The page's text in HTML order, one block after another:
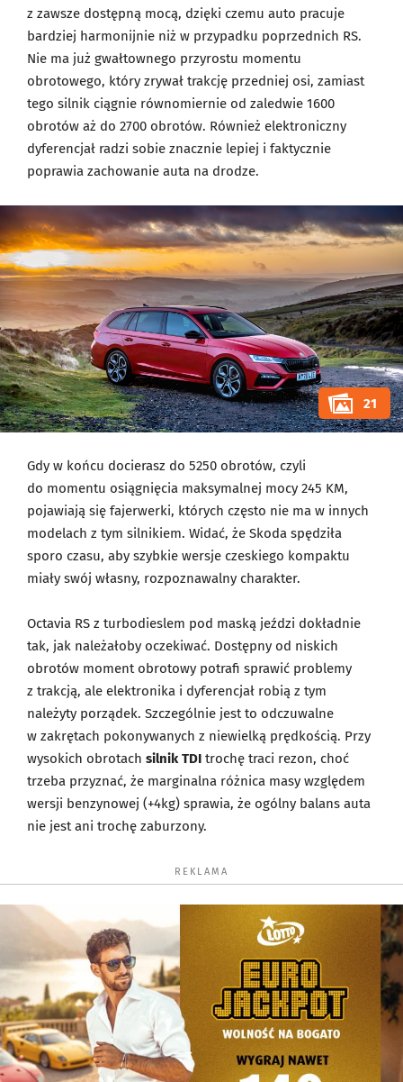
z zawsze dostępną mocą, dzięki czemu auto pracuje
bardziej harmonijnie niż w przypadku poprzednich RS.
Nie ma już gwałtownego przyrostu momentu
obrotowego, który zrywał trakcję przedniej osi, zamiast
tego silnik ciągnie równomiernie od zaledwie 1600
obrotów aż do 2700 obrotów. Również elektroniczny
dyferencjał radzi sobie znacznie lepiej i faktycznie
poprawia zachowanie auta na drodze.
21
Gdy w końcu docierasz do 5250 obrotów, czyli
do momentu osiągnięcia maksymalnej mocy 245 KM,
pojawiają się fajerwerki, których często nie ma w innych
modelach z tym silnikiem. Widać, że Skoda spędziła
sporo czasu, aby szybkie wersje czeskiego kompaktu
miały swój własny, rozpoznawalny charakter.
Octavia RS z turbodieslem pod maską jeździ dokładnie
tak, jak należałoby oczekiwać. Dostępny od niskich
obrotów moment obrotowy potrafi sprawić problemy
z trakcją, ale elektronika i dyferencjał robią z tym
należyty porządek. Szczególnie jest to odczuwalne
w zakrętach pokonywanych z niewielką prędkością. Przy
wysokich obrotach silnik TDI trochę traci rezon, choć
trzeba przyznać, że marginalna różnica masy względem
wersji benzynowej (+4kg) sprawia, że ogólny balans auta
nie jest ani trochę zaburzony.
REKLAMA